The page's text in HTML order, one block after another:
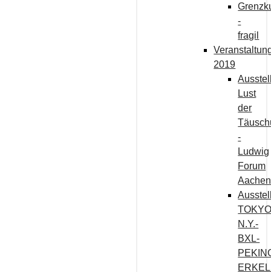
-
fragil
2019
Lust
der
-
Ludwig
Forum
Aachen
N.Y.-
BXL-